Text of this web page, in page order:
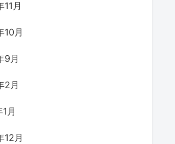
月
10月
9月
2月
月
12月